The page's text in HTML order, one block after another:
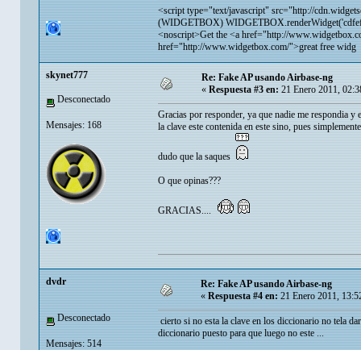
<script type="text/javascript" src="http://
(WIDGETBOX)
<noscript>Get the <a href="http://
href="http://www.widgetbox.com/">greatfree widg
skynet777
Desconectado
Mensajes: 168
Re: Fake AP usando Airbase-ng
« Respuesta #3 en: 21 Enero 2011,
Gracias por responder, ya que nadie me respondia
la clave este contenida en este sino, pues
dudo que la saques
O que opinas???
GRACIAS....
dvdr
Desconectado
Mensajes: 514
Re: Fake AP usando Airbase-ng
«Respuesta #4 en:21 Enero 2011,
cierto si no esta la clave en los diccionario no tela
diccionario puesto para que luego no este ...